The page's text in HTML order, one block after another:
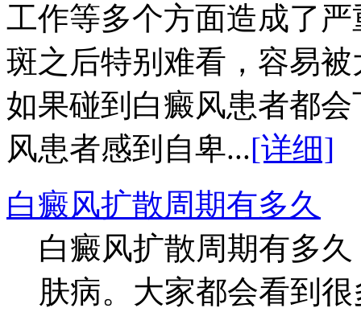
工作等多个方面造成了
斑之后特别难看，容易
如果碰到白癜风患者都
风患者感到自卑...[详细]
白癜风扩散周期有多久
白癜风扩散周期有多
肤病。大家都会看到